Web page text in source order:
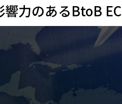
響力のあるBtoB EC